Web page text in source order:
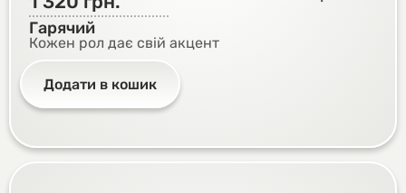
Гарячий
Кожен рол дає свій акцент
Додати в кошик